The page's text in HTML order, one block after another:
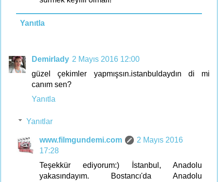
Yanıtla
Demirlady 2 Mayıs 2016 12:00
güzel çekimler yapmışsın.istanbuldaydın di mi
canım sen?
Yanıtla
Yanıtlar
www.filmgundemi.com
2 Mayıs 2016
17:28
Teşekkür ediyorum:) İstanbul, Anadolu
yakasındayım. Bostancı'da Anadolu